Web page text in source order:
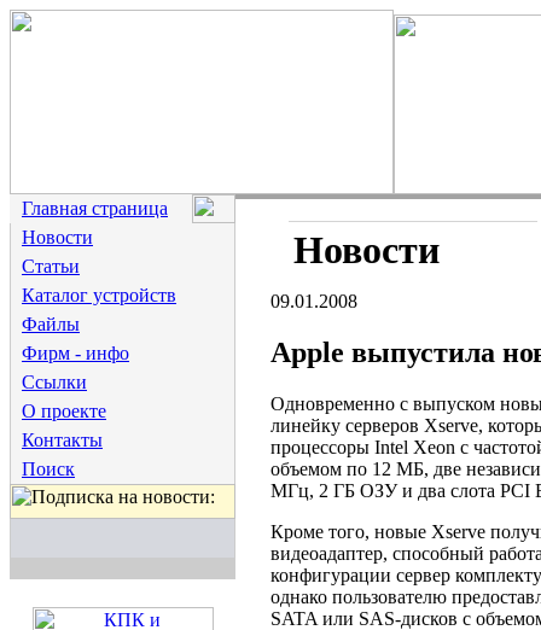
Главная страница
Новости
Статьи
Каталог устройств
Файлы
Фирм - инфо
Ссылки
О проекте
Контакты
Поиск
Новости
09.01.2008
Apple выпустила
Одновременно с выпуском
линейку серверов Xserve,
процессоры Intel Xeon с
объемом по 12 МБ, две
МГц, 2 ГБ ОЗУ и два слота PCI
Кроме того, новые Xserve
видеоадаптер, способный
конфигурации сервер
однако пользователю
SATA или SAS-дисков с